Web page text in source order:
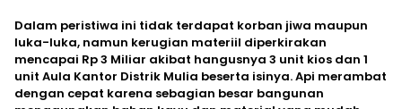
Dalam peristiwa ini tidak terdapat korban jiwa maupun
luka-luka, namun kerugian materiil diperkirakan
mencapai Rp 3 Miliar akibat hangusnya 3 unit kios dan 1
unit Aula Kantor Distrik Mulia beserta isinya. Api merambat
dengan cepat karena sebagian besar bangunan